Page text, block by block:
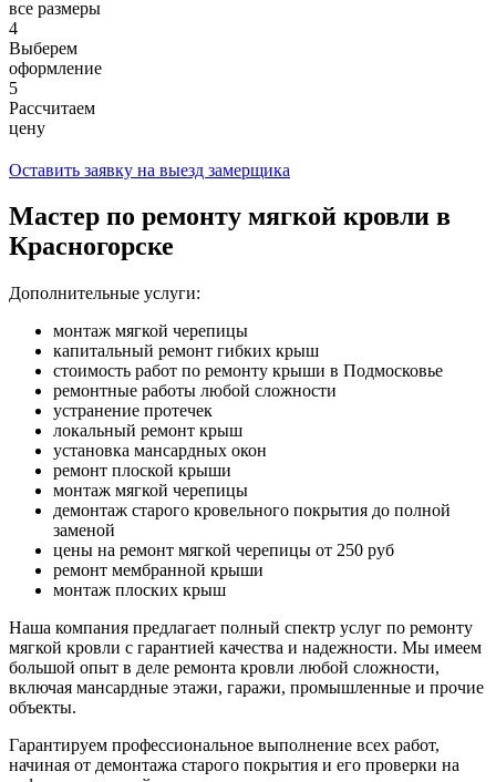
все размеры
4
Выберем
оформление
5
Рассчитаем
цену
Оставить заявку на выезд замерщика
Мастер по ремонту мягкой кровли в
Красногорске
Дополнительные услуги:
монтаж мягкой черепицы
капитальный ремонт гибких крыш
стоимость работ по ремонту крыши в Подмосковье
ремонтные работы любой сложности
устранение протечек
локальный ремонт крыш
установка мансардных окон
ремонт плоской крыши
монтаж мягкой черепицы
демонтаж старого кровельного покрытия до полной
заменой
цены на ремонт мягкой черепицы от 250 руб
ремонт мембранной крыши
монтаж плоских крыш
Наша компания предлагает полный спектр услуг по ремонту
мягкой кровли с гарантией качества и надежности. Мы имеем
большой опыт в деле ремонта кровли любой сложности,
включая мансардные этажи, гаражи, промышленные и прочие
объекты.
Гарантируем профессиональное выполнение всех работ,
начиная от демонтажа старого покрытия и его проверки на